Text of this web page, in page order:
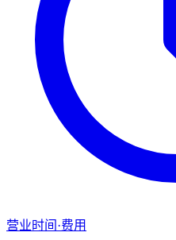
营业时间·费用